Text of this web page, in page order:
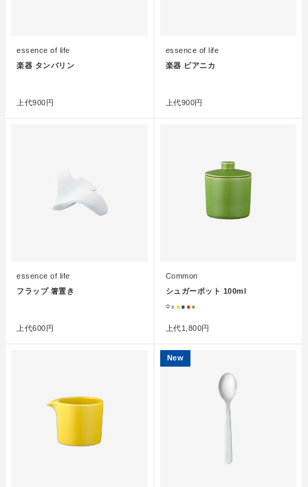
essence of life
楽器 タンバリン
上代900円
essence of life
楽器 ピアニカ
上代900円
essence of life
フラップ 箸置き
上代600円
Common
シュガーポット 100ml
○● ●● ●●
上代1,800円
New